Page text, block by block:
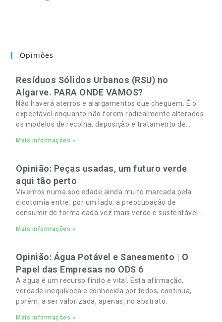
Opiniões
Resíduos Sólidos Urbanos (RSU) no
Algarve. PARA ONDE VAMOS?
Não haverá aterros e alargamentos que cheguem. É o
expectável enquanto não forem radicalmente alterados
os modelos de recolha, deposição e tratamento de
Mais informações »
Opinião: Peças usadas, um futuro verde
aqui tão perto
Vivemos numa sociedade ainda muito marcada pela
dicotomia entre, por um lado, a preocupação de
consumir de forma cada vez mais verde e sustentável e,
e familiares cada vez mais apertados.
Mais informações »
Opinião: Água Potável e Saneamento | O
Papel das Empresas no ODS 6
A água é um recurso finito e vital. Esta afirmação,
verdade inequívoca e conhecida por todos, continua,
porém, a ser valorizada, apenas, no abstrato.
Mais informações »